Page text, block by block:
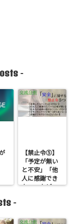
-
【禁止令⑤】
「予定が無い
と不安」「他
人に感謝でき
ない」などの
つ【心理学】
-